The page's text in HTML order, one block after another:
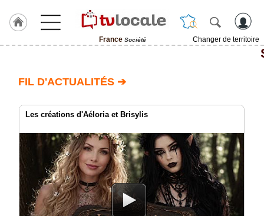
France Société
Changer de territoire
TvLocale
France
Accueil
Gazette
FIL D'ACTUALITÉS ➔
Les créations d'Aéloria et Brisylis